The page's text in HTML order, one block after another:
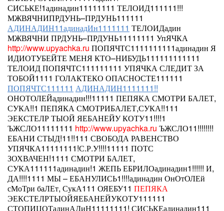
СИСЬКЕ!1адинадин11111111 ТЕЛОИД111111!!!
МЖВЯЧНИПРДУНЬ–ПРДУНЬ111111
АДИНАДИН11адинадИн1111111 ТЕЛОИДадин
МЖВЯЧНИ ПРДУНЬ–ПРДУНЬ11111111 УпЯЧКА
http://www.upyachka.ru ПОПЯЧТС1111111111адинадин Я
ИДИОТУБЕЙТЕ МЕНЯ КТО–НИБУДЬ111111111111
ТЕЛОИДПОПЯЧТС111111111 УПЯЧКА СЛЕДИТ ЗА
ТОБОЙ1111 ГОЛАКТЕКО ОПАСНОСТЕ111111
ПОПЯЧТС111111 АДИНАДИН1111111!!
ОНОТОЛЕЙадинадин!!!11111 ПЕПЯКАСМОТРИ БАЛЕТ,
СУКА!!1 ПЕПЯКА СМОТРИБАЛЕТ,СУКА!!111
ЭЕКСТЕЛР ТЫОЙ ЯЕБАНЕЙУ КОТУ11!!!!1
ЪЖСЛО11111111 http://www.upyachka.ru ЪЖСЛО11!!!!!!!!
ЕБАНИ СТЫД!11!!111 СВОБОДА РАВЕНСТВО
УПЯЧКА11111111!С.Р.У!!!!11111 ПОТС
ЗОХВАЧЕН!1111 СМОТРИ БАЛЕТ,
СУКА111111адинадин!1 ЖЕПЬ ЕБРИЛОадинадин1!!!!!! И,
ДА!!!!1111 МЫ – ЕБАНУЛИСЬ1!!!!адинадин ОнОтОЛЕй
сМоТри баЛЕт, СукА111 ОЯЕБУ11 ПЕПЯКА
ЭЕКСТЕЛРТЫОЙЯЕБАНЕЙУКОТУ111111
СТОПИЦОТадинАДиН11111111! СИСЬКЕадинадин111